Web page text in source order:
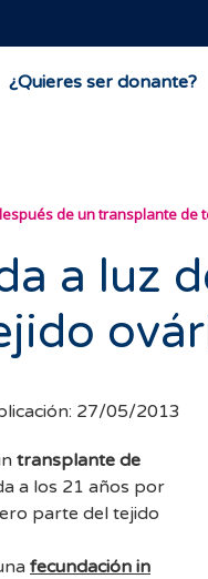
¿Quieres ser donante?
de un transplante de
a luz
27/05/2013
transplante de
a los 21 años por
parte del tejido
fecundación in